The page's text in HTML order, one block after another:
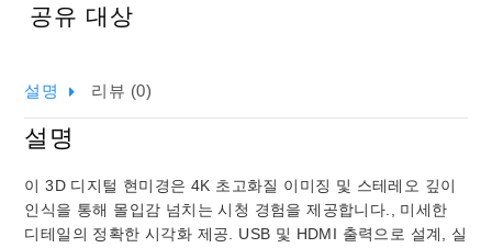
공유 대상
설명 리뷰 (0)
설명
이 3D 디지털 현미경은 4K 초고화질 이미징 및 스테레오 깊이
인식을 통해 몰입감 넘치는 시청 경험을 제공합니다., 미세한
디테일의 정확한 시각화 제공. USB 및 HDMI 출력으로 설계, 실